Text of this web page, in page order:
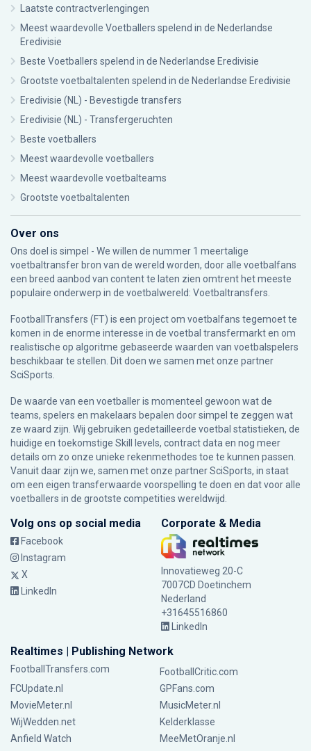
Laatste contractverlengingen
Meest waardevolle Voetballers spelend in de Nederlandse
Eredivisie
Beste Voetballers spelend in de Nederlandse Eredivisie
Grootste voetbaltalenten spelend in de Nederlandse Eredivisie
Eredivisie (NL) - Bevestigde transfers
Eredivisie (NL) - Transfergeruchten
Beste voetballers
Meest waardevolle voetballers
Meest waardevolle voetbalteams
Grootste voetbaltalenten
Over ons
Ons doel is simpel - We willen de nummer 1 meertalige
voetbaltransfer bron van de wereld worden, door alle voetbalfans
een breed aanbod van content te laten zien omtrent het meeste
populaire onderwerp in de voetbalwereld: Voetbaltransfers.
FootballTransfers (FT) is een project om voetbalfans tegemoet te
komen in de enorme interesse in de voetbal transfermarkt en om
realistische op algoritme gebaseerde waarden van voetbalspelers
beschikbaar te stellen. Dit doen we samen met onze partner
SciSports
De waarde van een voetballer is momenteel gewoon wat de
teams, spelers en makelaars bepalen door simpel te zeggen wat
ze waard zijn. Wij gebruiken gedetailleerde voetbal statistieken, de
huidige en toekomstige Skill levels, contract data en nog meer
details om zo onze unieke rekenmethodes toe te kunnen passen.
Vanuit daar zijn we, samen met onze partner SciSports, in staat
om een eigen transferwaarde voorspelling te doen en dat voor alle
voetballers in de grootste competities wereldwijd.
Volg ons op social media
Facebook
Instagram
X
LinkedIn
Corporate & Media
Innovatieweg 20-C
7007CD Doetinchem
Nederland
+31645516860
LinkedIn
Realtimes | Publishing Network
FootballTransfers.com
FootballCritic.com
FCUpdate.nl
GPFans.com
MovieMeter.nl
MusicMeter.nl
WijWedden.net
Kelderklasse
Anfield Watch
MeeMetOranje.nl